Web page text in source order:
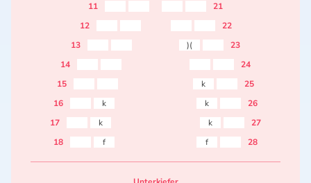
11
21
12
22
13
)(
23
14
24
15
k
25
16
k k
26
17
k k
27
18
f f 28